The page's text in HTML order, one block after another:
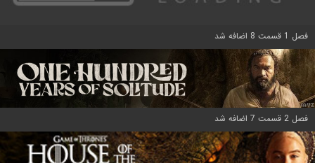
فصل 1 قسمت 8 اضافه شد
فصل 2 قسمت 7 اضافه شد